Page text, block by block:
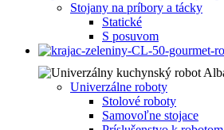
Stojany na príbory a tácky
Statické
S posuvom
Univerzálne roboty
Stolové roboty
Samovoľne stojace